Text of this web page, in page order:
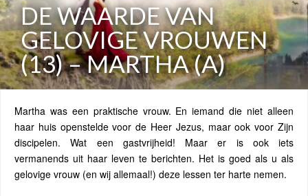
DE WAARDE VAN
GELOVIGE VROUWEN
(13) – MARTHA (A)
Martha was een praktische vrouw. En iemand die niet alleen
haar huis openstelde voor de Heer Jezus, maar ook voor Zijn
discipelen. Wat een gastvrijheid! Maar er is ook iets
vermanends uit haar leven te berichten. Het is goed als u als
gelovige vrouw (en wij allemaal!) deze lessen ter harte nemen.